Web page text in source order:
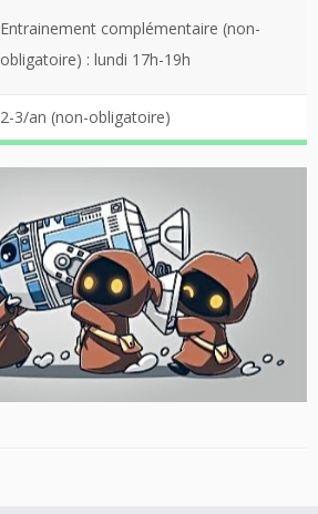
Entrainement complémentaire (non-
obligatoire) : lundi 17h-19h
2-3/an (non-obligatoire)